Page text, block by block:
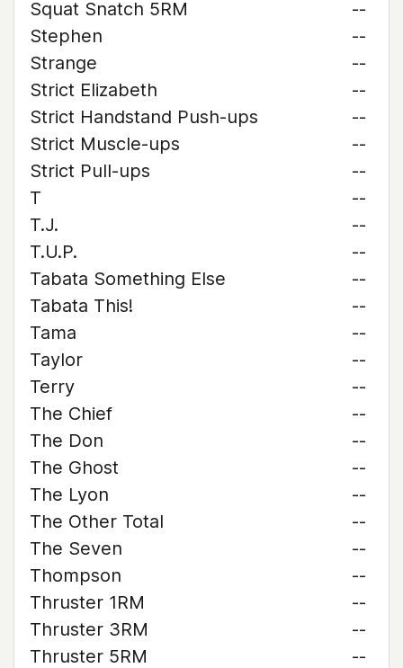
Squat Snatch 5RM
--
Stephen
--
Strange
--
Strict Elizabeth
--
Strict Handstand Push-ups
--
Strict Muscle-ups
--
Strict Pull-ups
--
T
--
T.J.
--
T.U.P.
--
Tabata Something Else
--
Tabata This!
--
Tama
--
Taylor
--
Terry
--
The Chief
--
The Don
--
The Ghost
--
The Lyon
--
The Other Total
--
The Seven
--
Thompson
--
Thruster 1RM
--
Thruster 3RM
--
Thruster 5RM
--